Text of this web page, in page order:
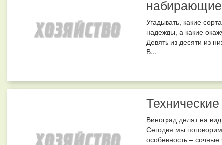
набирающие
Угадывать, какие
надежды, а какие
Девять из десяти из
В...
Виноград делят на
Сегодня мы
особенность –